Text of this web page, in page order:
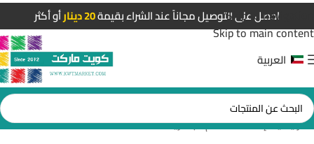
Skip to navigation
Skip to main content
احصل على التوصيل مجاناً عند الشراء بقيمة20 دينار أو أكثر
العربية
الرئيسية/إضاءات قسم البطاريات